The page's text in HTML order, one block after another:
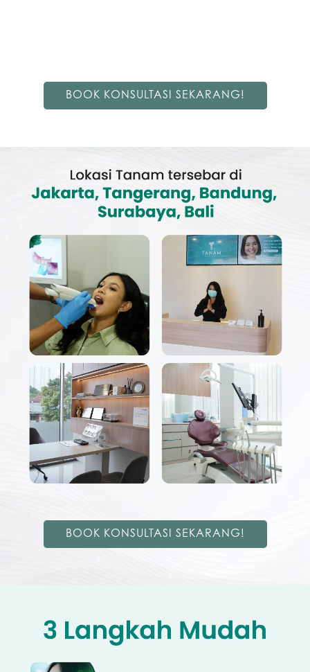
BOOK KONSULTASI SEKARANG!
BOOK KONSULTASI SEKARANG!